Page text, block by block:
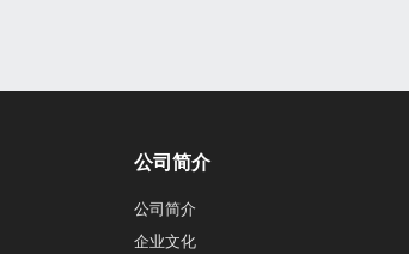
公司简介
公司简介
企业文化